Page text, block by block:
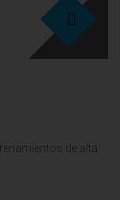
de alta